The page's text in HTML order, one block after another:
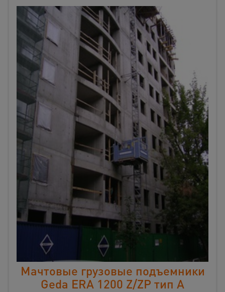
Мачтовые грузовые подъемники
Geda ERA 1200 Z/ZP тип А